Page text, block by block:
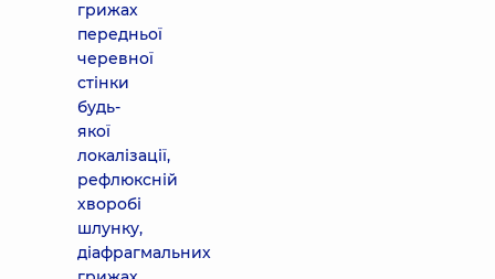
грижах
передньої
черевної
стінки
будь-
якої
локалізації,
рефлюксній
хворобі
шлунку,
діафрагмальних